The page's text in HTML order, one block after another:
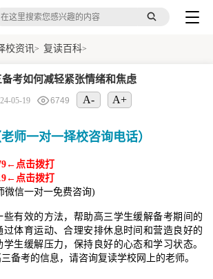
校资讯> 复读百科>
考如何减轻紧张情绪和焦虑
05-19 6749 A- A+
师一对一择校咨询电话）
点击拨打
点击拨打
微信一对一免费咨询)
些有效的方法，帮助高三学生缓解备考期间的
过体育运动、合理安排休息时间和营造良好的
生缓解压力，保持良好的心态和学习状态。
备考的信息，请咨询复读学校网上的老师。